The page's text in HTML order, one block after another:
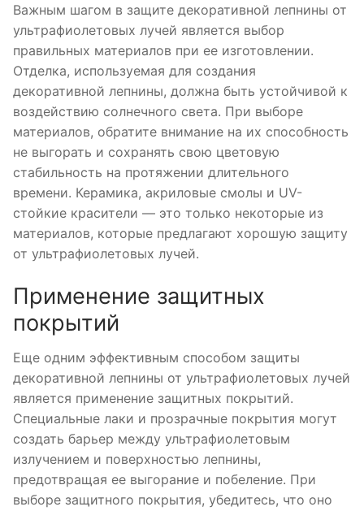
Важным шагом в защите декоративной лепнины от
ультрафиолетовых лучей является выбор
правильных материалов при ее изготовлении.
Отделка, используемая для создания
декоративной лепнины, должна быть устойчивой к
воздействию солнечного света. При выборе
материалов, обратите внимание на их способность
не выгорать и сохранять свою цветовую
стабильность на протяжении длительного
времени. Керамика, акриловые смолы и UV-
стойкие красители — это только некоторые из
материалов, которые предлагают хорошую защиту
от ультрафиолетовых лучей.
Применение защитных
покрытий
Еще одним эффективным способом защиты
декоративной лепнины от ультрафиолетовых лучей
является применение защитных покрытий.
Специальные лаки и прозрачные покрытия могут
создать барьер между ультрафиолетовым
излучением и поверхностью лепнины,
предотвращая ее выгорание и побеление. При
выборе защитного покрытия, убедитесь, что оно